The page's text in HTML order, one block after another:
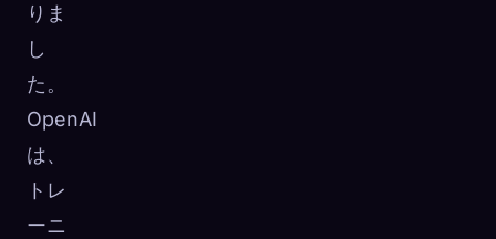
りま
し
た。
OpenAI
は、
トレ
ーニ